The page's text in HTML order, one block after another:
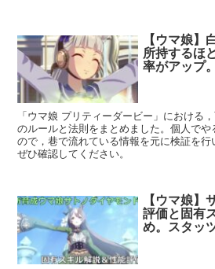
【ウマ娘】
所持するほ
率がアップ
「ウマ娘 プリティーダービー」における
のルールと法則をまとめました。個人で
ので，巷で流れている情報を元に検証を
ぜひ確認してください。
【ウマ娘】
評価と固有
め。スタッ